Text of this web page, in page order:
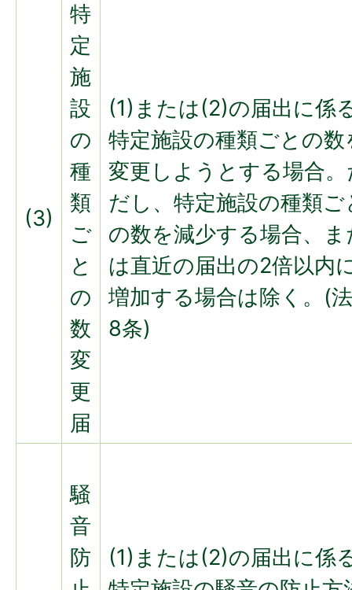
(3)
特
定
施
設
の
種
類
ご
と
の
数
変
更
届
(1)または(2)の届出に係
特定施設の種類ごとの数
変更しようとする場合。
だし、特定施設の種類ご
の数を減少する場合、ま
は直近の届出の2倍以内
増加する場合は除く。(
8条)
騒
音
防
(1)または(2)の届出に係